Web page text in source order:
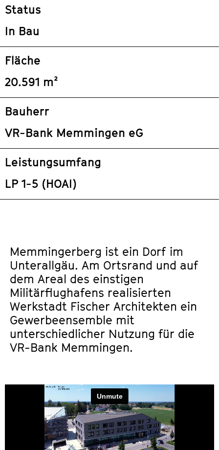
Status
In Bau
Fläche
20.591 m²
Bauherr
VR-Bank Memmingen eG
Leistungsumfang
LP 1-5 (HOAI)
Memmingerberg ist ein Dorf im
Unterallgäu. Am Ortsrand und auf
dem Areal des einstigen
Militärflughafens realisierten
Werkstadt Fischer Architekten ein
Gewerbeensemble mit
unterschiedlicher Nutzung für die
VR-Bank Memmingen.